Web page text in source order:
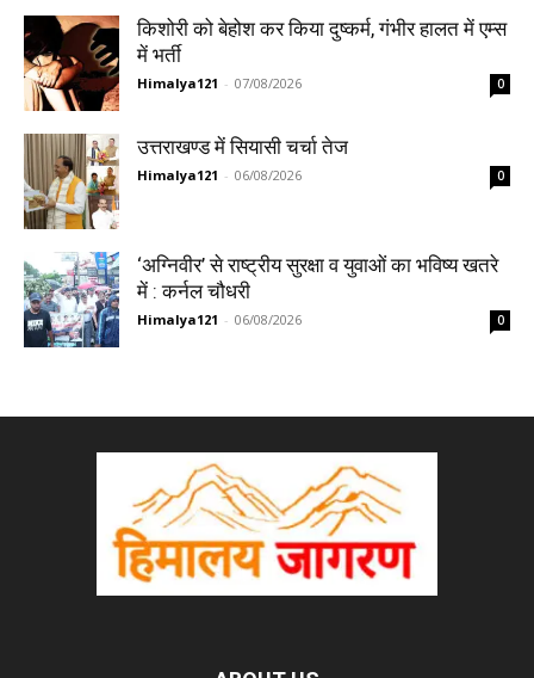
किशोरी को बेहोश कर किया दुष्कर्म, गंभीर हालत में एम्स
में भर्ती
Himalya121 - 07/08/2026 0
उत्तराखण्ड में सियासी चर्चा तेज
Himalya121 - 06/08/2026 0
‘अग्निवीर’ से राष्ट्रीय सुरक्षा व युवाओं का भविष्य खतरे
में : कर्नल चौधरी
Himalya121 - 06/08/2026 0